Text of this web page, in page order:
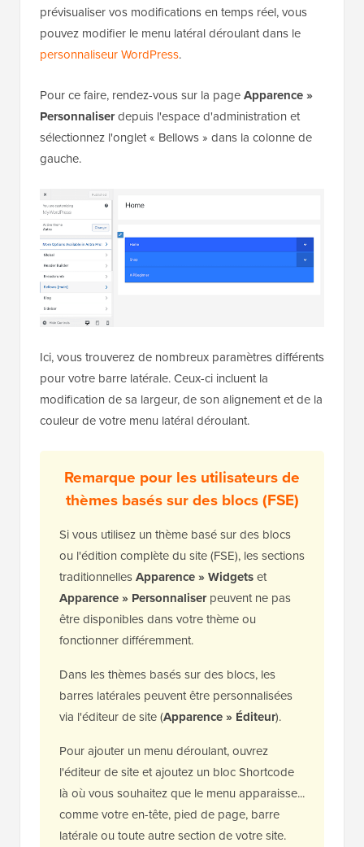
prévisualiser vos modifications en temps réel, vous
pouvez modifier le menu latéral déroulant dans le
personnaliseur WordPress.
Pour ce faire, rendez-vous sur la pageApparence »
Personnaliserdepuis l'espace d'administration et
sélectionnez l'onglet « Bellows » dans la colonne de
gauche.
Ici, vous trouverez de nombreux paramètres différents
pour votre barre latérale. Ceux-ci incluent la
modification de sa largeur, de son alignement et de la
couleur de votre menu latéral déroulant.
Remarque pour les utilisateurs de
thèmes basés sur des blocs (FSE)
Si vous utilisez un thème basé sur des blocs
ou l'édition complète du site (FSE), les sections
traditionnellesApparence » Widgetset
Apparence » Personnaliserpeuvent ne pas
être disponibles dans votre thème ou
fonctionner différemment.
Dans les thèmes basés sur des blocs, les
barres latérales peuvent être personnalisées
via l'éditeur de site (Apparence » Éditeur).
Pour ajouter un menu déroulant, ouvrez
l'éditeur de site et ajoutez un bloc Shortcode
là où vous souhaitez que le menu apparaisse...
comme votre en-tête, pied de page, barre
latérale ou toute autre section de votre site.